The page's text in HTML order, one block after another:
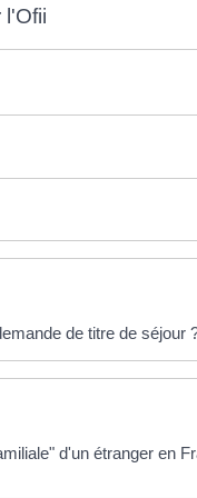
l'Ofii
de titre de séjour
d'un étranger en